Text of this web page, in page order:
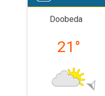
Doobeda
21 °